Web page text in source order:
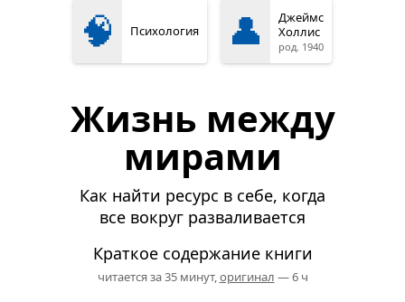
🧠 Психология 👤
Джеймс
Холлис
род. 1940
Жизнь между
мирами
Как найти ресурс в себе, когда
все вокруг разваливается
Краткое содержание книги
читается за 35 минут,оригинал — 6 ч